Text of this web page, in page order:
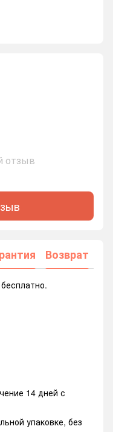
отзыв
Возврат
14 дней с
упаковке, без